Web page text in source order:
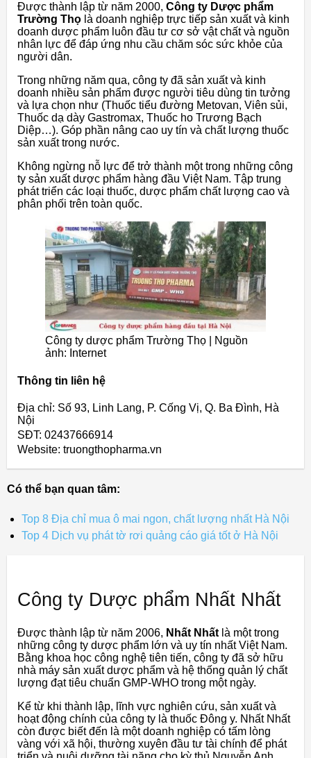
Được thành lập từ năm 2000, Công ty Dược phẩm
Trường Thọ là doanh nghiệp trực tiếp sản xuất và kinh
doanh dược phẩm luôn đầu tư cơ sở vật chất và nguồn
nhân lực để đáp ứng nhu cầu chăm sóc sức khỏe của
người dân.
Trong những năm qua, công ty đã sản xuất và kinh
doanh nhiều sản phẩm được người tiêu dùng tin tưởng
và lựa chọn như (Thuốc tiểu đường Metovan, Viên sủi,
Thuốc dạ dày Gastromax, Thuốc ho Trương Bạch
Diệp…). Góp phần nâng cao uy tín và chất lượng thuốc
sản xuất trong nước.
Không ngừng nỗ lực để trở thành một trong những công
ty sản xuất dược phẩm hàng đầu Việt Nam. Tập trung
phát triển các loại thuốc, dược phẩm chất lượng cao và
phân phối trên toàn quốc.
Công ty dược phẩm Trường Thọ | Nguồn
ảnh: Internet
Thông tin liên hệ
Địa chỉ: Số 93, Linh Lang, P. Cống Vị, Q. Ba Đình, Hà
Nội
SĐT: 02437666914
Website: truongthopharma.vn
Có thể bạn quan tâm:
Top 8 Địa chỉ mua ô mai ngon, chất lượng nhất Hà Nội
Top 4 Dịch vụ phát tờ rơi quảng cáo giá tốt ở Hà Nội
Công ty Dược phẩm Nhất Nhất
Được thành lập từ năm 2006, Nhất Nhất là một trong
những công ty dược phẩm lớn và uy tín nhất Việt Nam.
Bằng khoa học công nghệ tiên tiến, công ty đã sở hữu
nhà máy sản xuất dược phẩm và hệ thống quản lý chất
lượng đạt tiêu chuẩn GMP-WHO trong một ngày.
Kể từ khi thành lập, lĩnh vực nghiên cứu, sản xuất và
hoạt động chính của công ty là thuốc Đông y. Nhất Nhất
còn được biết đến là một doanh nghiệp có tấm lòng
vàng với xã hội, thường xuyên đầu tư tài chính để phát